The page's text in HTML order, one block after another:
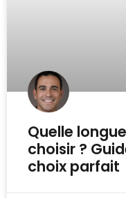
Quelle
choisir ?
choix parfait